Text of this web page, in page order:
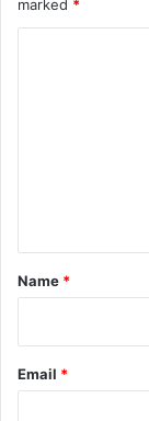
marked *
*
Name *
Email *